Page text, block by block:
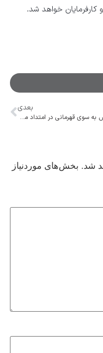
کارفرمایان خواهد شد.
بعدی
پیش به سوی قهرمانی در امتداد موفقیت‌های ۲۰۲۳
شد. بخش‌های موردنیاز